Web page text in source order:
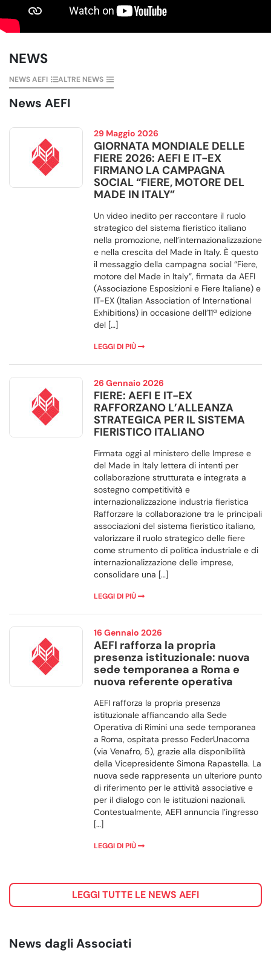
NEWS
NEWS AEFI ALTRE NEWS
News AEFI
29 Maggio 2026
GIORNATA MONDIALE DELLE
FIERE 2026: AEFI E IT-EX
FIRMANO LA CAMPAGNA
SOCIAL “FIERE, MOTORE DEL
MADE IN ITALY”
Un video inedito per raccontare il ruolo
strategico del sistema fieristico italiano
nella promozione, nell’internazionalizzazione
e nella crescita del Made in Italy. È questo
il messaggio della campagna social “Fiere,
motore del Made in Italy”, firmata da AEFI
(Associazione Esposizioni e Fiere Italiane) e
IT-EX (Italian Association of International
Exhibitions) in occasione dell’11ª edizione
del […]
LEGGI DI PIÙ
26 Gennaio 2026
FIERE: AEFI E IT-EX
RAFFORZANO L’ALLEANZA
STRATEGICA PER IL SISTEMA
FIERISTICO ITALIANO
Firmata oggi al ministero delle Imprese e
del Made in Italy lettera di intenti per
collaborazione strutturata e integrata a
sostegno competitività e
internazionalizzazione industria fieristica
Rafforzare la collaborazione tra le principali
associazioni del sistema fieristico italiano,
valorizzare il ruolo strategico delle fiere
come strumento di politica industriale e di
internazionalizzazione delle imprese,
consolidare una […]
LEGGI DI PIÙ
16 Gennaio 2026
AEFI rafforza la propria
presenza istituzionale: nuova
sede temporanea a Roma e
nuova referente operativa
AEFI rafforza la propria presenza
istituzionale affiancando alla Sede
Operativa di Rimini una sede temporanea
a Roma, ospitata presso FederUnacoma
(via Venafro, 5), grazie alla disponibilità
della Vicepresidente Simona Rapastella. La
nuova sede rappresenta un ulteriore punto
di riferimento per le attività associative e
per il dialogo con le istituzioni nazionali.
Contestualmente, AEFI annuncia l’ingresso
[…]
LEGGI DI PIÙ
LEGGI TUTTE LE NEWS AEFI
News dagli Associati